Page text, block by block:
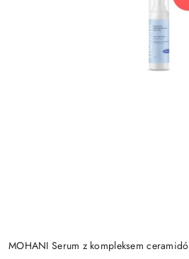
MOHANI Serum z kompleksem